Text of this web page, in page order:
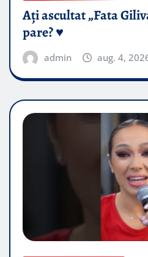
Ați ascultat „Fata
pare? ♥️
admin aug. 4,